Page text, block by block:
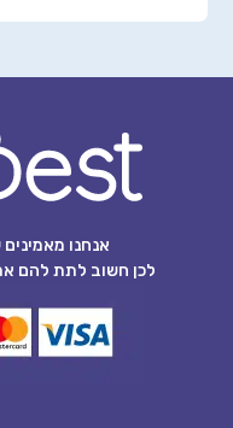
אנחנו
לכן חשוב לתת להם